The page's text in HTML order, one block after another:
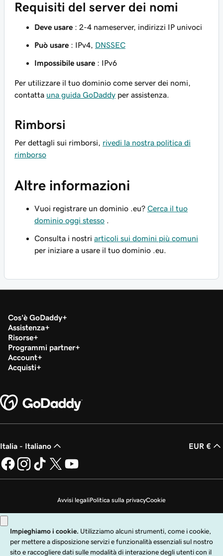
Requisiti del server dei nomi
Deve usare : 2-4 nameserver, indirizzi IP univoci
Può usare : IPv4, DNSSEC
Impossibile usare : IPv6
Per utilizzare il tuo dominio come server dei nomi,
contatta una guida GoDaddy per assistenza.
Rimborsi
Per dettagli sui rimborsi, rivedi la nostra politica di
rimborso
Altre informazioni
Vuoi registrare un dominio .eu? Cerca il tuo
dominio oggi stesso
Consulta i nostri articoli sui domini più comuni
per iniziare a usare il tuo dominio .eu.
Cos'è GoDaddy
Assistenza
Risorse
Programmi partner
Account
Acquisti
Italia - Italiano EUR €
Avvisi legaliPolitica sulla privacyCookie
Copyright © 1999 - 2026 GoDaddy Operating Company, LLC. Tutti i diritti
riservati. Il nome GoDaddy è un marchio di fabbrica registrato di GoDaddy